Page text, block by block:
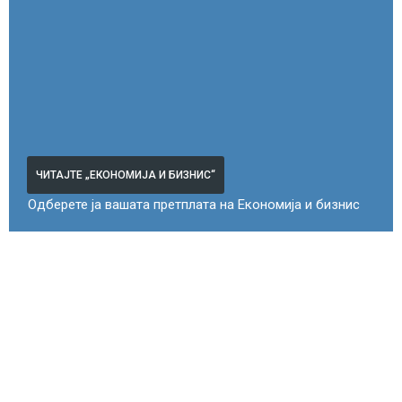
ЧИТАЈТЕ „ЕКОНОМИЈА И БИЗНИС“
Одберете ја вашата претплата на Економија и бизнис